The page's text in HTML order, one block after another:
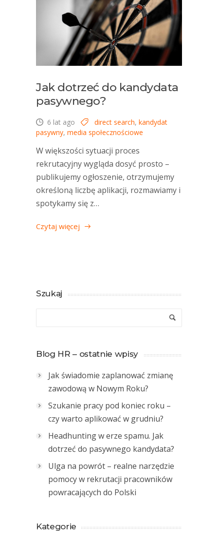
Jak dotrzeć do kandydata
pasywnego?
6 lat ago direct search, kandydat
pasywny, media społecznościowe
W większości sytuacji proces
rekrutacyjny wygląda dosyć prosto –
publikujemy ogłoszenie, otrzymujemy
określoną liczbę aplikacji, rozmawiamy i
spotykamy się z…
Czytaj więcej
Szukaj
Blog HR – ostatnie wpisy
Jak świadomie zaplanować zmianę
zawodową w Nowym Roku?
Szukanie pracy pod koniec roku –
czy warto aplikować w grudniu?
Headhunting w erze spamu. Jak
dotrzeć do pasywnego kandydata?
Ulga na powrót – realne narzędzie
pomocy w rekrutacji pracowników
powracających do Polski
Kategorie